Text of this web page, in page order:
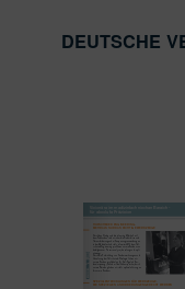
DEUTSCHE